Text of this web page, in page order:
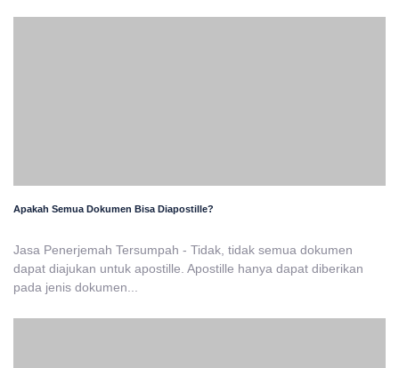
Apakah Semua Dokumen Bisa Diapostille?
Jasa Penerjemah Tersumpah - Tidak, tidak semua dokumen
dapat diajukan untuk apostille. Apostille hanya dapat diberikan
pada jenis dokumen...